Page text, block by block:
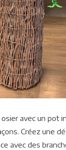
avec un pot
Créez une
avec des